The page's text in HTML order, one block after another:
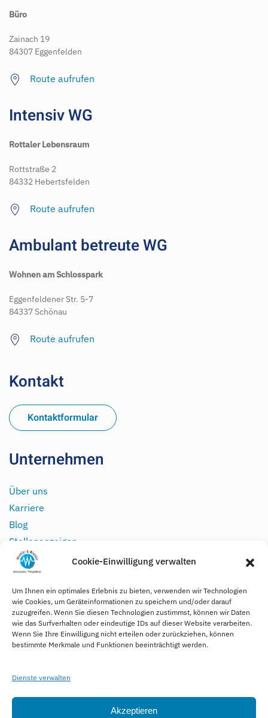
Cookie-Einwilligung verwalten
Um Ihnen ein optimales Erlebnis zu bieten, verwenden wir Technologien
wie Cookies, um Geräteinformationen zu speichern und/oder darauf
zuzugreifen. Wenn Sie diesen Technologien zustimmst, können wir Daten
wie das Surfverhalten oder eindeutige IDs auf dieser Website verarbeiten.
Wenn Sie Ihre Einwilligung nicht erteilen oder zurückziehen, können
bestimmte Merkmale und Funktionen beeinträchtigt werden.
Dienste verwalten
Akzeptieren
Büro
Zainach 19
84307 Eggenfelden
Route aufrufen
Intensiv WG
Rottaler Lebensraum
Rottstraße 2
84332 Hebertsfelden
Route aufrufen
Ambulant betreute WG
Wohnen am Schlosspark
Eggenfeldener Str. 5-7
84337 Schönau
Route aufrufen
Kontakt
Kontaktformular
Unternehmen
Über uns
Karriere
Blog
Stellenanzeigen
Rechtliches
Impressum
Datenschutz
Kontakt
Soziale Medien